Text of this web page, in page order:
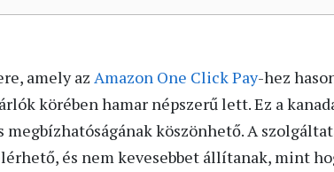
amely az Amazon One Click Pay-hez
körében hamar népszerű lett. Ez a
megbízhatóságának köszönhető. A
és nem kevesebbet állítanak, mint